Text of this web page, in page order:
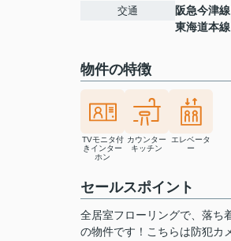
交通
阪急今津線
東海道本線
物件の特徴
TVモニタ付
きインター
ホン
カウンター
キッチン
エレベータ
ー
セールスポイント
全居室フローリングで、落ち
の物件です！こちらは防犯カ